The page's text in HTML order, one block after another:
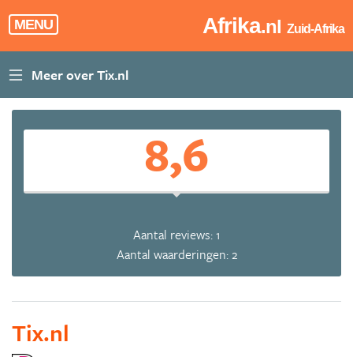
MENU Afrika.nl Zuid-Afrika
8,6
Aantal reviews: 1
Aantal waarderingen: 2
Tix.nl